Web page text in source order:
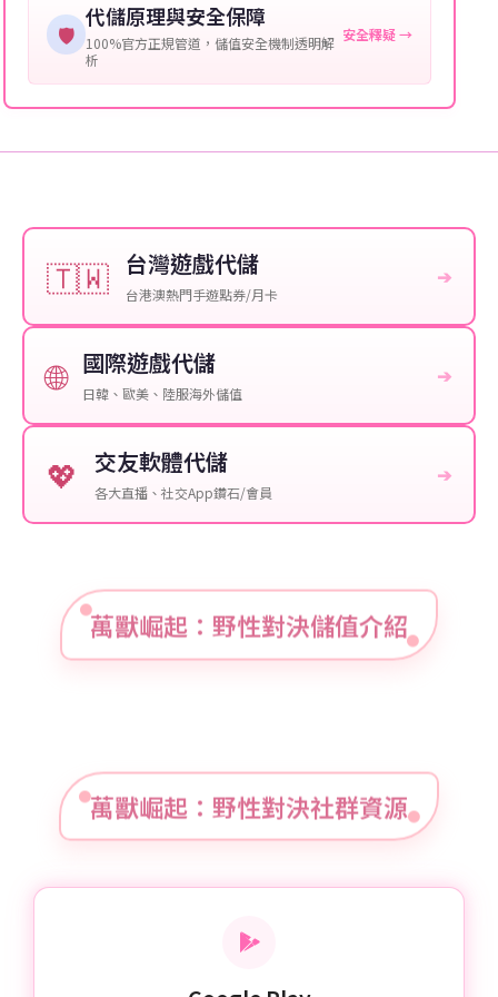
🛡️
代儲原理與安全保障
100%官方正規管道，儲值安全機制透明解
析
安全釋疑 →
🇹🇼 台灣遊戲代儲
台港澳熱門手遊點券/月卡
➔
🌐 國際遊戲代儲
日韓、歐美、陸服海外儲值
➔
💖 交友軟體代儲
各大直播、社交App鑽石/會員
➔
萬獸崛起：野性對決儲值介紹
萬獸崛起：野性對決社群資源